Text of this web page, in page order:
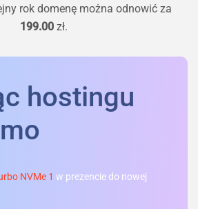
rok domenę można odnowić za
199.00zł.
hostingu
NVMe 1 w prezencie do nowej